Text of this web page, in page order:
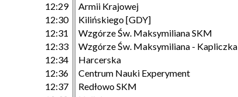
12:29
12:30
12:31
12:33
12:34
12:36
12:37
Armii Krajowej
Kilińskiego [GDY]
Wzgórze Św. Maksymiliana SKM
Wzgórze Św. Maksymiliana - Kapliczka
Harcerska
Centrum Nauki Experyment
Redłowo SKM